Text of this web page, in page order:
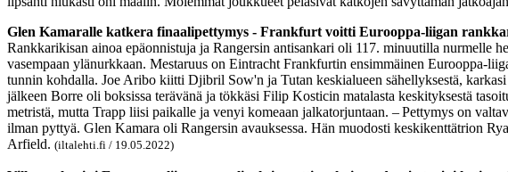
Glen Kamaralle katkera finaalipettymys - Frankfurt voitti Eurooppa-liigan
Rankkarikisan ainoa epäonnistuja ja Rangersin antisankari oli 117. minuutilla nurmelle
vasempaan ylänurkkaan. Mestaruus on Eintracht Frankfurtin ensimmäinen Eurooppa-
tunnin kohdalla. Joe Aribo kiitti Djibril Sow'n ja Tutan keskialueen sähellyksestä,
jälkeen Borre oli boksissa terävänä ja tökkäsi Filip Kosticin matalasta keskityksestä
metristä, mutta Trapp liisi paikalle ja venyi komeaan jalkatorjuntaan. – Pettymys on
ilman pyttyä. Glen Kamara oli Rangersin avauksessa. Hän muodosti keskikenttätrion
Arfield. (iltalehti.fi / 19.05.2022)